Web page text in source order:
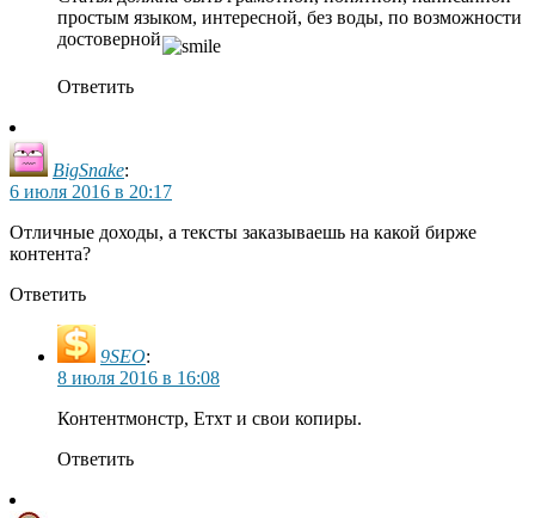
простым языком, интересной, без воды, по возможности
достоверной
Ответить
BigSnake:
6 июля 2016 в 20:17
Отличные доходы, а тексты заказываешь на какой бирже
контента?
Ответить
9SEO:
8 июля 2016 в 16:08
Контентмонстр, Етхт и свои копиры.
Ответить